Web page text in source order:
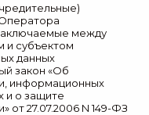
между
и субъектом
данных
закон «Об
информационных
и о защите
от 27.07.2006 N 149-ФЗ